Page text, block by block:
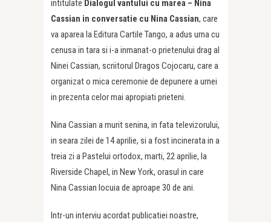
intitulate Dialogul vantului cu marea – Nina
Cassian in conversatie cu Nina Cassian, care
va aparea la Editura Cartile Tango, a adus urna cu
cenusa in tara si i-a inmanat-o prietenului drag al
Ninei Cassian, scriitorul Dragos Cojocaru, care a
organizat o mica ceremonie de depunere a urnei
in prezenta celor mai apropiati prieteni.
Nina Cassian a murit senina, in fata televizorului,
in seara zilei de 14 aprilie, si a fost incinerata in a
treia zi a Pastelui ortodox, marti, 22 aprilie, la
Riverside Chapel, in New York, orasul in care
Nina Cassian locuia de aproape 30 de ani.
Intr-un interviu acordat publicatiei noastre,